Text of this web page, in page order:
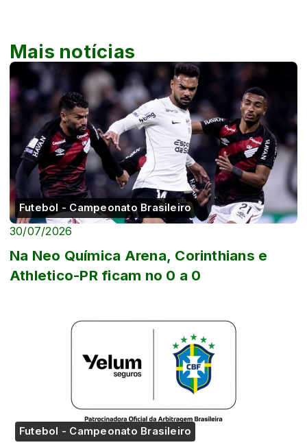
Mais notícias
Futebol - Campeonato Brasileiro
30/07/2026
Na Neo Química Arena, Corinthians e
Athletico-PR ficam no 0 a 0
Futebol - Campeonato Brasileiro